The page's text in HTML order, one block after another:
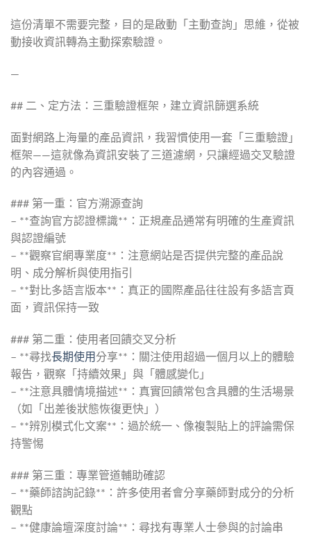
這份清單不需要完整，目的是啟動「主動查詢」思維，從被
動接收資訊轉為主動探索驗證。
—
## 二、定方法：三重驗證框架，建立資訊篩選系統
面對網路上海量的產品資訊，我習慣使用一套「三重驗證」
框架——這就像為資訊安裝了三道濾網，只讓經過交叉驗證
的內容通過。
### 第一重：官方溯源查詢
– **查詢官方認證標識**：正規產品通常有明確的生產資訊
與認證編號
– **觀察官網專業度**：注意網站是否提供完整的產品說
明、成分解析與使用指引
– **對比多語言版本**：真正的國際產品往往設有多語言頁
面，資訊保持一致
### 第二重：使用者回饋交叉分析
– **尋找長期使用分享**：關注使用超過一個月以上的體驗
報告，觀察「持續效果」與「體感變化」
– **注意具體情境描述**：真實回饋常包含具體的生活場景
（如「出差後狀態恢復更快」）
– **辨別模式化文案**：過於統一、像複製貼上的評論需保
持警惕
### 第三重：專業管道輔助確認
– **藥師諮詢記錄**：許多使用者會分享藥師對成分的分析
觀點
– **健康論壇深度討論**：尋找有專業人士參與的討論串